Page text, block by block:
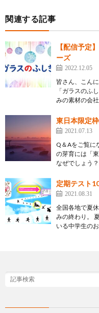
関連する記事
【配信予定
ーズ
2022.12.05
皆さん、こん
「ガラスのふ
みの素材の会
東日本限定
2021.07.13
Q＆Aをご覧に
の芽育には「
なぜでしょう
定期テスト
2021.08.31
全国各地で夏
みの終わり。
いる中学生の